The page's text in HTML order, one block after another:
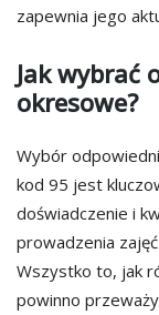
zapewnia jego
Jak wybrać
okresowe?
Wybór
kod 95 jest
doświadczenie i
prowadzenia
Wszystko to, jak
powinno